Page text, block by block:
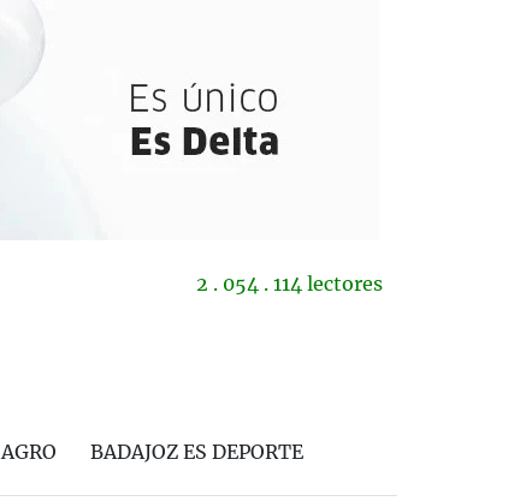
2 . 054 . 114 lectores
AGRO BADAJOZ ES DEPORTE